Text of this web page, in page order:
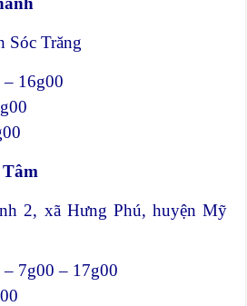
Sóc Trăng
– 16g00
2, xã Hưng Phú, huyện Mỹ
– 7g00 – 17g00